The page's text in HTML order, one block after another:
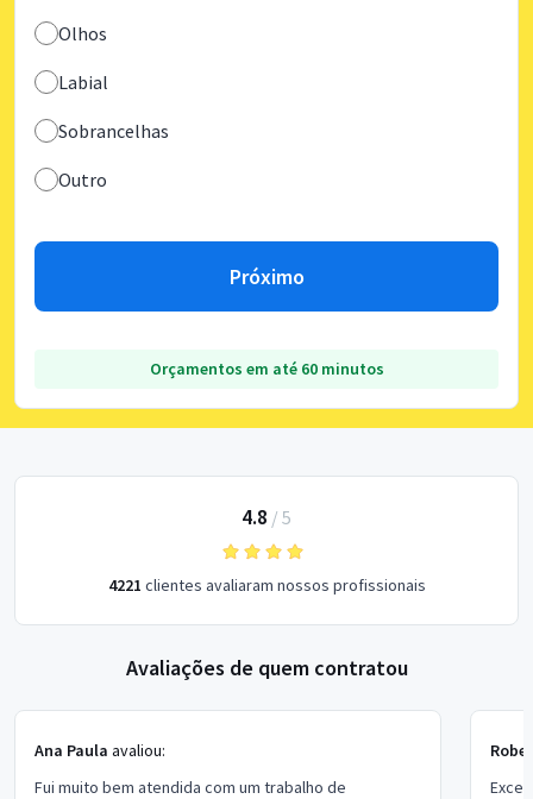
Olhos
Labial
Sobrancelhas
Outro
Próximo
Orçamentos em até 60 minutos
4.8 / 5
4221 clientes avaliaram nossos profissionais
Avaliações de quem contratou
Ana Paula avaliou:
Fui muito bem atendida com um trabalho de